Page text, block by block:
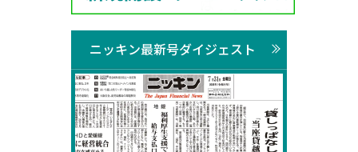
ニッキン最新号ダイジェスト